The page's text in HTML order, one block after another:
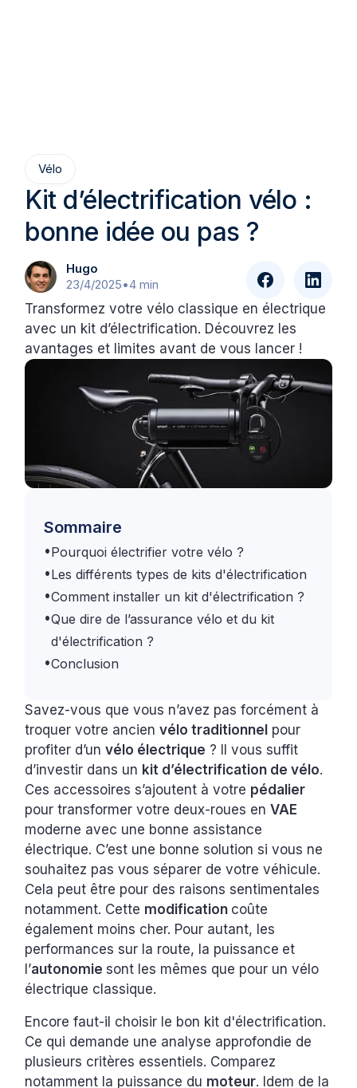
Vélo
Kit d’électrification vélo :
bonne idée ou pas ?
Hugo
23/4/2025•4 min
Transformez votre vélo classique en électrique
avec un kit d’électrification. Découvrez les
avantages et limites avant de vous lancer !
Sommaire
•Pourquoi électrifier votre vélo ?
•Les différents types de kits d'électrification
•Comment installer un kit d'électrification ?
•Que dire de l’assurance vélo et du kit
d'électrification ?
•Conclusion
Savez-vous que vous n’avez pas forcément à
troquer votre ancienvélo traditionnel pour
profiter d’unvélo électrique ? Il vous suffit
d’investir dans un kit d’électrification de vélo.
Ces accessoires s’ajoutent à votre pédalier
pour transformer votre deux-roues enVAE
moderne avec une bonne assistance
électrique. C’est une bonne solution si vous ne
souhaitez pas vous séparer de votre véhicule.
Cela peut être pour des raisons sentimentales
notamment. Cette modification coûte
également moins cher. Pour autant, les
performances sur la route, la puissance et
l’autonomiesont les mêmes que pour un vélo
électrique classique.
Encore faut-il choisir le bon kit d'électrification.
Ce qui demande une analyse approfondie de
plusieurs critères essentiels. Comparez
notamment la puissance du moteur. Idem de la